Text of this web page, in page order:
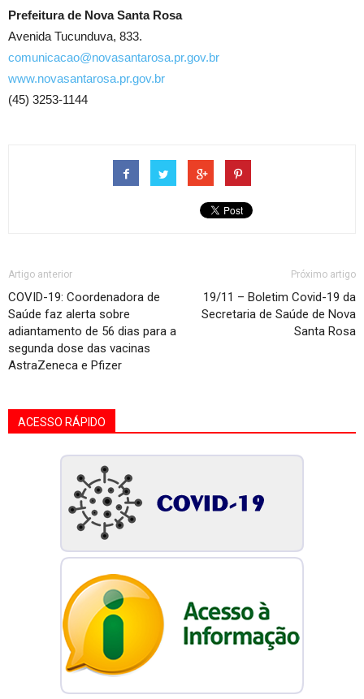
Prefeitura de Nova Santa Rosa
Avenida Tucunduva, 833.
comunicacao@novasantarosa.pr.gov.br
www.novasantarosa.pr.gov.br
(45) 3253-1144
Artigo anterior
COVID-19: Coordenadora de
Saúde faz alerta sobre
adiantamento de 56 dias para a
segunda dose das vacinas
AstraZeneca e Pfizer
Próximo artigo
19/11 – Boletim Covid-19 da
Secretaria de Saúde de Nova
Santa Rosa
ACESSO RÁPIDO